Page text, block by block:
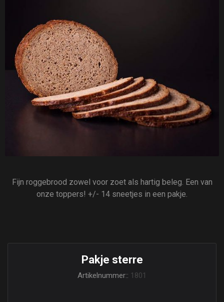
Fijn roggebrood zowel voor zoet als hartig beleg. Een van
onze toppers! +/- 14 sneetjes in een pakje.
Pakje sterre
Artikelnummer:: 1801